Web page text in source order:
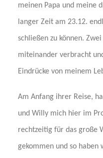
meinen Papa und meine
langer Zeit am 23.12.
schließen zu können.
miteinander verbracht
Eindrücke von meinem
Am Anfang ihrer Reise,
und Willy mich hier im
rechtzeitig für das große
gekommen und so haben